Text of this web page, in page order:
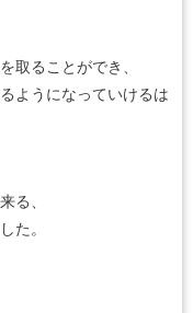
取ることができ、
ようになっていけるは
る、
た。